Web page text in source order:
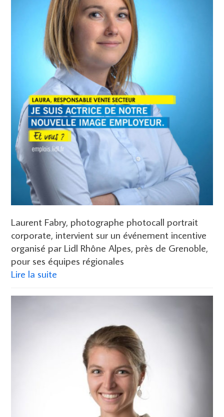
Laurent Fabry, photographe photocall portrait
corporate, intervient sur un événement incentive
organisé par Lidl Rhône Alpes, près de Grenoble,
pour ses équipes régionales
Lire la suite